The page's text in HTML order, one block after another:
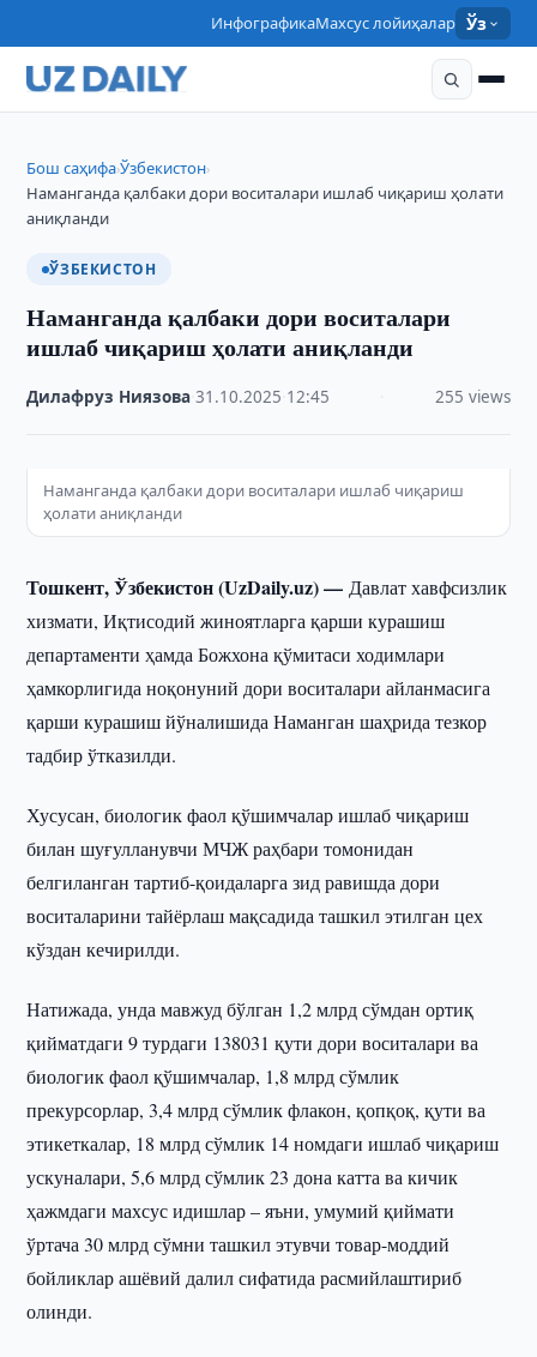
ИнфографикаМахсус лойиҳалар Ўз
Бош саҳифа›Ўзбекистон›
Наманганда қалбаки дори воситалари ишлаб чиқариш ҳолати
аниқланди
ЎЗБЕКИСТОН
Наманганда қалбаки дори воситалари
ишлаб чиқариш ҳолати аниқланди
Дилафруз Ниязова ·31.10.2025 12:45 255 views
Наманганда қалбаки дори воситалари ишлаб чиқариш
ҳолати аниқланди
Тошкент, Ўзбекистон (UzDaily.uz) —Давлат хавфсизлик
хизмати, Иқтисодий жиноятларга қарши курашиш
департаменти ҳамда Божхона қўмитаси ходимлари
ҳамкорлигида ноқонуний дори воситалари айланмасига
қарши курашиш йўналишида Наманган шаҳрида тезкор
тадбир ўтказилди.
Хусусан, биологик фаол қўшимчалар ишлаб чиқариш
билан шуғулланувчи МЧЖ раҳбари томонидан
белгиланган тартиб-қоидаларга зид равишда дори
воситаларини тайёрлаш мақсадида ташкил этилган цех
кўздан кечирилди.
Натижада, унда мавжуд бўлган 1,2 млрд сўмдан ортиқ
қийматдаги 9 турдаги 138031 қути дори воситалари ва
биологик фаол қўшимчалар, 1,8 млрд сўмлик
прекурсорлар, 3,4 млрд сўмлик флакон, қопқоқ, қути ва
этикеткалар, 18 млрд сўмлик 14 номдаги ишлаб чиқариш
ускуналари, 5,6 млрд сўмлик 23 дона катта ва кичик
ҳажмдаги махсус идишлар – яъни, умумий қиймати
ўртача 30 млрд сўмни ташкил этувчи товар-моддий
бойликлар ашёвий далил сифатида расмийлаштириб
олинди.